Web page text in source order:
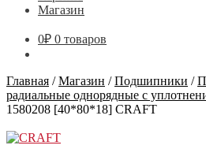
Магазин
0₽ 0 товаров
Главная /Магазин /Подшипники /
радиальные однорядные с
1580208 [40*80*18] CRAFT